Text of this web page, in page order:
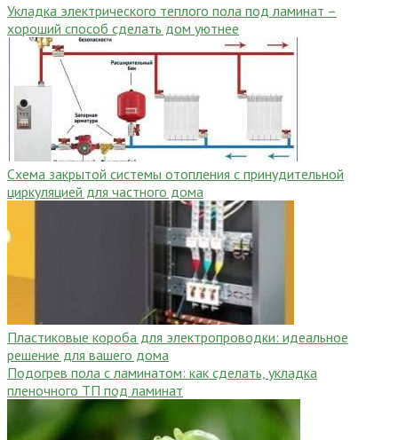
Укладка электрического теплого пола под ламинат –
хороший способ сделать дом уютнее
Схема закрытой системы отопления с принудительной
циркуляцией для частного дома
Пластиковые короба для электропроводки: идеальное
решение для вашего дома
Подогрев пола с ламинатом: как сделать, укладка
пленочного ТП под ламинат